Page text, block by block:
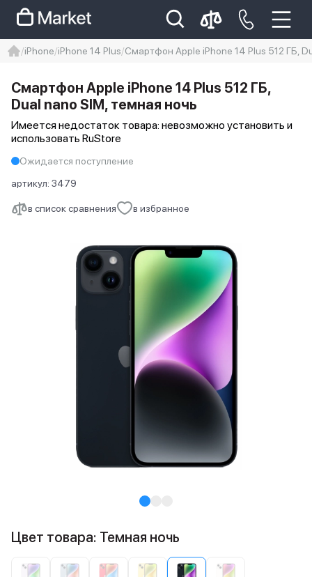
Iphone 14 pro max
айфон 14
iPhone iPhone 14 Plus Смартфон Apple iPhone 14 Plus 512 ГБ,
в список сравнения в избранное
Смартфон Apple iPhone 14 Plus 512 ГБ,
Dual nano SIM, темная ночь
Имеется недостаток товара: невозможно установить и
использовать RuStore
Ожидается поступление
артикул: 3479
Цвет товара: Темная ночь